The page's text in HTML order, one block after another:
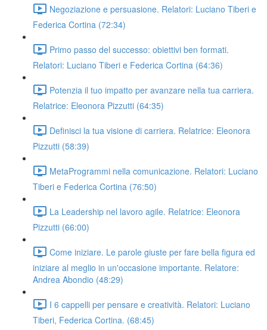
Negoziazione e persuasione. Relatori: Luciano Tiberi e
Federica Cortina (72:34)
Primo passo del successo: obiettivi ben formati.
Relatori: Luciano Tiberi e Federica Cortina (64:36)
Potenzia il tuo impatto per avanzare nella tua carriera.
Relatrice: Eleonora Pizzutti (64:35)
Definisci la tua visione di carriera. Relatrice: Eleonora
Pizzutti (58:39)
MetaProgrammi nella comunicazione. Relatori: Luciano
Tiberi e Federica Cortina (76:50)
La Leadership nel lavoro agile. Relatrice: Eleonora
Pizzutti (66:00)
Come iniziare. Le parole giuste per fare bella figura ed
iniziare al meglio in un'occasione importante. Relatore:
Andrea Abondio (48:29)
I 6 cappelli per pensare e creatività. Relatori: Luciano
Tiberi, Federica Cortina. (68:45)